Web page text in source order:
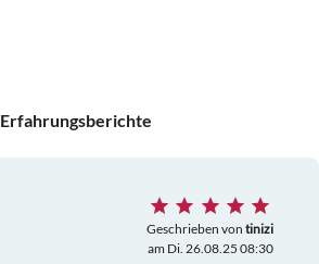
Erfahrungsberichte
Geschrieben von tinizi
am Di. 26.08.25 08:30